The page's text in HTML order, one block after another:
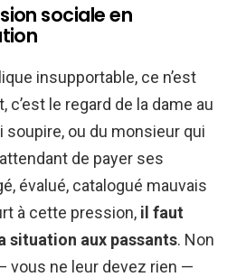
sociale en
insupportable, ce n’est
c’est le regard de la dame au
ou du monsieur qui
de payer ses
évalué, catalogué mauvais
à cette pression, il faut
situation aux passants. Non
vous ne leur devez rien —